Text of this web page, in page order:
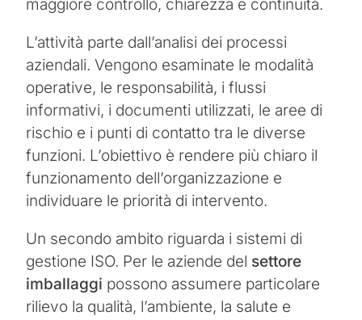
maggiore controllo, chiarezza e continuità.
L’attività parte dall’analisi dei processi
aziendali. Vengono esaminate le modalità
operative, le responsabilità, i flussi
informativi, i documenti utilizzati, le aree di
rischio e i punti di contatto tra le diverse
funzioni. L’obiettivo è rendere più chiaro il
funzionamento dell’organizzazione e
individuare le priorità di intervento.
Un secondo ambito riguarda i sistemi di
gestione ISO. Per le aziende del settore
imballaggi possono assumere particolare
rilievo la qualità, l’ambiente, la salute e